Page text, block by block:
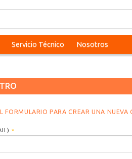
Servicio Técnico Nosotros
FORMULARIO PARA CREAR UNA NUEVA
*